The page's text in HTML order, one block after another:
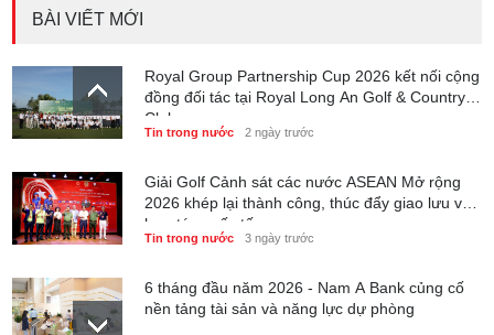
BÀI VIẾT MỚI
Royal Group Partnership Cup 2026 kết nối cộng
đồng đối tác tại Royal Long An Golf & Country
Club
Tin trong nước 2 ngày trước
Giải Golf Cảnh sát các nước ASEAN Mở rộng
2026 khép lại thành công, thúc đẩy giao lưu và
hợp tác quốc tế
Tin trong nước 3 ngày trước
6 tháng đầu năm 2026 - Nam A Bank củng cố
nền tảng tài sản và năng lực dự phòng